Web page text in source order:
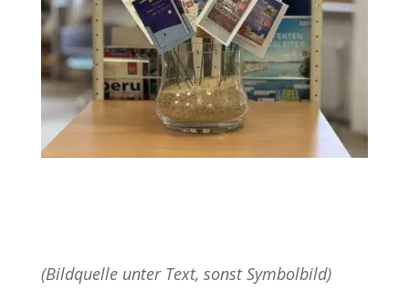
(Bildquelle unter Text, sonst Symbolbild)